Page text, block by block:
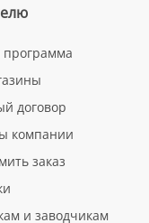
программа
договор
компании
заказ
и заводчикам